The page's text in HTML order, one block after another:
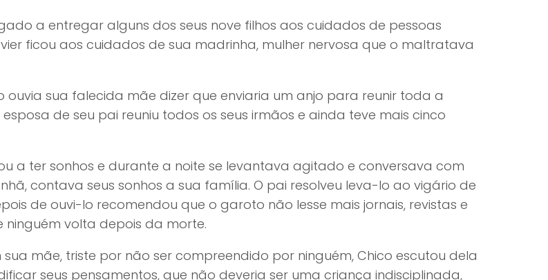
a entregar alguns dos seus nove filhos aos cuidados de pessoas
ficou aos cuidados de sua madrinha, mulher nervosa que o maltratava
ouvia sua falecida mãe dizer que enviaria um anjo para reunir toda a
de seu pai reuniu todos os seus irmãos e ainda teve mais cinco
a ter sonhos e durante a noite se levantava agitado e conversava com
contava seus sonhos a sua família. O pai resolveu leva-lo ao vigário de
de ouvi-lo recomendou que o garoto não lesse mais jornais, revistas e
ninguém volta depois da morte.
mãe, triste por não ser compreendido por ninguém, Chico escutou dela
seus pensamentos, que não deveria ser uma criança indisciplinada,